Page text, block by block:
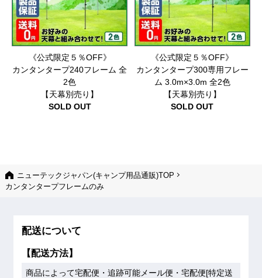
《公式限定５％OFF》
カンタンタープ240フレーム 全
2色
【天幕別売り】
SOLD OUT
《公式限定５％OFF》
カンタンタープ300専用フレー
ム 3.0m×3.0m 全2色
【天幕別売り】
SOLD OUT
ニューテックジャパン(キャンプ用品通販)TOP
カンタンタープフレームのみ
配送について
【配送方法】
商品によって宅配便・追跡可能メール便・宅配便[特定送